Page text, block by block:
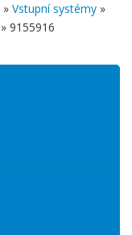
» Vstupní systémy »
» 9155916